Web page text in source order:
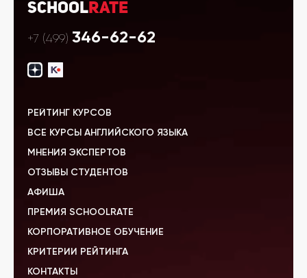
SchoolRate
+7 (499) 346-62-62
РЕЙТИНГ КУРСОВ
ВСЕ КУРСЫ АНГЛИЙСКОГО ЯЗЫКА
МНЕНИЯ ЭКСПЕРТОВ
ОТЗЫВЫ СТУДЕНТОВ
АФИША
ПРЕМИЯ SCHOOLRATE
КОРПОРАТИВНОЕ ОБУЧЕНИЕ
КРИТЕРИИ РЕЙТИНГА
КОНТАКТЫ